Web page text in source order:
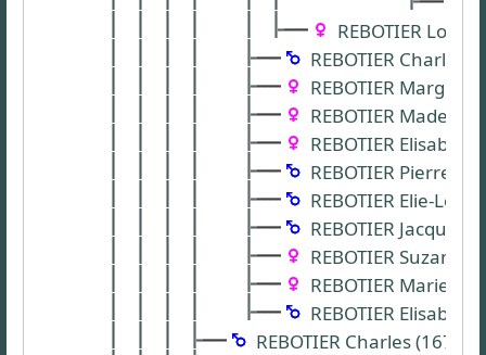
REBOTIER
REBOTIER Charles
REBOTIER
REBOTIER
REBOTIER
REBOTIER Pierre
REBOTIER Elie-
REBOTIER Jacques
REBOTIER
REBOTIER Marie-
REBOTIER Elisabeth
REBOTIER Charles (1674